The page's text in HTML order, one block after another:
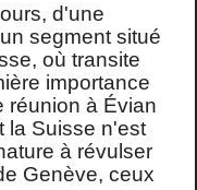
d'une
segment situé
où transite
importance
réunion à Évian
la Suisse n'est
à révulser
Genève, ceux